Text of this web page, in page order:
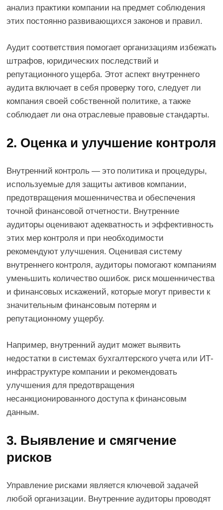
анализ практики компании на предмет соблюдения
этих постоянно развивающихся законов и правил.
Аудит соответствия помогает организациям избежать
штрафов, юридических последствий и
репутационного ущерба. Этот аспект внутреннего
аудита включает в себя проверку того, следует ли
компания своей собственной политике, а также
соблюдает ли она отраслевые правовые стандарты.
2. Оценка и улучшение контроля
Внутренний контроль — это политика и процедуры,
используемые для защиты активов компании,
предотвращения мошенничества и обеспечения
точной финансовой отчетности. Внутренние
аудиторы оценивают адекватность и эффективность
этих мер контроля и при необходимости
рекомендуют улучшения. Оценивая систему
внутреннего контроля, аудиторы помогают компаниям
уменьшить количество ошибок. риск мошенничества
и финансовых искажений, которые могут привести к
значительным финансовым потерям и
репутационному ущербу.
Например, внутренний аудит может выявить
недостатки в системах бухгалтерского учета или ИТ-
инфраструктуре компании и рекомендовать
улучшения для предотвращения
несанкционированного доступа к финансовым
данным.
3. Выявление и смягчение
рисков
Управление рисками является ключевой задачей
любой организации. Внутренние аудиторы проводят